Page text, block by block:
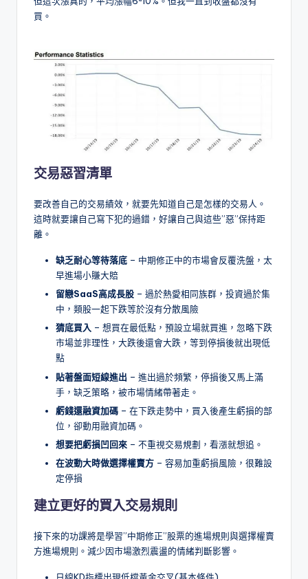
買。
交易惡習清單
要改善自己的交易績效，就要先知道自己是怎樣的交易人。
這時就要讓自己寫下犯的過錯，好讓自己與這些”惡”保持距
離。
缺乏耐心等待落底 – 中期修正中的市場會反覆洗盤，太
早進場小賺大賠
留戀SaaS高成長股 – 過於熱愛相同族群，投資過於集
中，類股一起下跌等於沒有分散風險
猜底買入 – 想買在最低點，預設立場就買進，忽略下跌
市場並非理性，大跌後還會大跌，等到停損後就出現低
點
貼著盤面短線進出 – 進出過於頻繁，停損後又馬上滿
手，缺乏策略，被市場情緒帶著走。
虧錢還融資加碼 – 在下跌走勢中，買入後產生虧損的部
位，卻動用融資加碼。
想要把虧損凹回來 – 不重視交易規劃，看漲就想追。
在波動大時做選擇權賣方 – 容易加重虧損風險，很難設
定停損
建立更好的買入交易規則
接下來的功課將是學習”中期修正”股票的進場規則與選擇權賣
方進場規則。減少因市場激烈震盪的情緒判斷影響。